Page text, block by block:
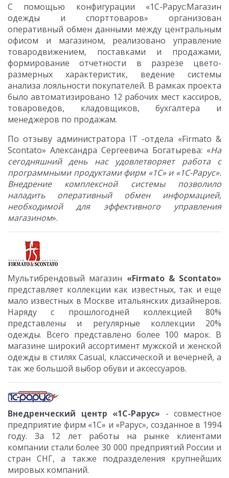
С помощью конфигурации «1С-Рарус:Магазин
одежды и спорттоваров» организован
оперативный обмен данными между центральным
офисом и магазином, реализовано управление
товародвижением, поставками и продажами,
формирование отчетности в разрезе цвето-
размерных характеристик, ведение системы
анализа лояльности покупателей. В рамках проекта
было автоматизировано 12 рабочих мест кассиров,
товароведов, кладовщиков, бухгалтера и
менеджеров по продажам.
По отзыву администратора IT -отдела «Firmato &
Scontato» Александра Сергеевича Богатырева: «На
сегодняшний день
нас удовлетворяет работа с
программными продуктами фирм «1С» и «1С-Рарус».
Внедрение комплексной системы позволило
наладить оперативный обмен информацией,
необходимой для эффективного управления
магазином».
Мультибрендовый магазин «Firmato & Scontato»
представляет коллекции как известных, так и еще
мало известных в Москве итальянских дизайнеров.
Наряду с прошлогодней коллекцией 80%
представлены и регулярные коллекции 20%
одежды. Всего представлено более 100 марок. В
магазине широкий ассортимент мужской и женской
одежды в стилях Casual, классической и вечерней, а
так же большой выбор обуви и аксессуаров.
Внедренческий центр «1С-Рарус» - совместное
предприятие фирм «1С» и «Рарус», созданное в 1994
году. За 12 лет работы на рынке клиентами
компании стали более 30 000 предприятий России и
стран СНГ, а также подразделения крупнейших
мировых компаний.